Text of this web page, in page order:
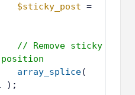
$sticky_post
// Remove sticky
array_splice
);